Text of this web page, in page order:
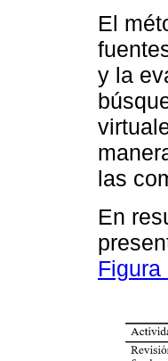
El
y la
las
En
Figura